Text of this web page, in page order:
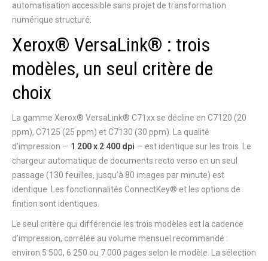
automatisation accessible sans projet de transformation
numérique structuré.
Xerox® VersaLink® : trois
modèles, un seul critère de
choix
La gamme Xerox® VersaLink® C71xx se décline en C7120 (20
ppm), C7125 (25 ppm) et C7130 (30 ppm). La qualité
d’impression — 1 200 x 2 400 dpi — est identique sur les trois. Le
chargeur automatique de documents recto verso en un seul
passage (130 feuilles, jusqu’à 80 images par minute) est
identique. Les fonctionnalités ConnectKey® et les options de
finition sont identiques.
Le seul critère qui différencie les trois modèles est la cadence
d’impression, corrélée au volume mensuel recommandé :
environ 5 500, 6 250 ou 7 000 pages selon le modèle. La sélection